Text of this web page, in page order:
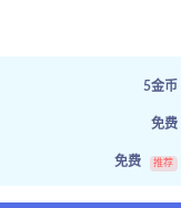
5金币
免费
免费 推荐